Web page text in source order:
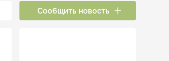
Сообщить новость